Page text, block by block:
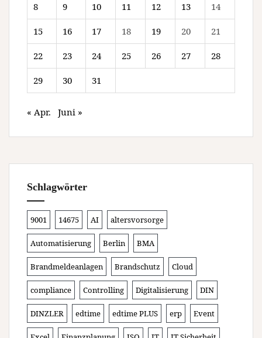
8 9 10 11 12 13 14
15 16 17 18 19 20 21
22 23 24 25 26 27 28
29 30 31
« Apr. Juni »
Schlagwörter
9001 14675 AI altersvorsorge
Automatisierung Berlin BMA
Brandmeldeanlagen Brandschutz Cloud
compliance Controlling Digitalisierung DIN
DINZLER edtime edtime PLUS erp Event